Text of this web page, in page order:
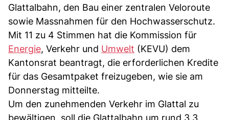
Glattalbahn, den Bau einer zentralen Veloroute
sowie Massnahmen für den Hochwasserschutz.
Mit 11 zu 4 Stimmen hat die Kommission für
Energie, Verkehr und Umwelt (KEVU) dem
Kantonsrat beantragt, die erforderlichen Kredite
für das Gesamtpaket freizugeben, wie sie am
Donnerstag mitteilte.
Um den zunehmenden Verkehr im Glattal zu
bewältigen, soll die Glattalbahn um rund 3,3